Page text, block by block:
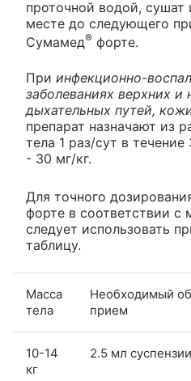
проточной водой, сушат
месте до следующего
Сумамед® форте.
При инфекционно-
заболеваниях верхних и
дыхательных путей,
препарат назначают из
тела 1 раз/сут в
- 30 мг/кг.
Для точного
форте в соответствии с
следует использовать
таблицу.
Масса
тела
Необходимый
прием
10-14
кг
2.5 мл